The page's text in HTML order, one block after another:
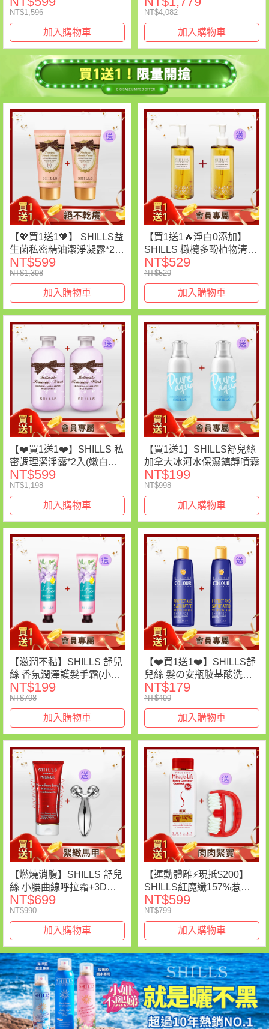
NT$1,596
加入購物車
機)(共7件)-【小明星大跟班
推薦】
NT$4,082
加入購物車
【💖買1送1💖】 SHILLS益
生菌私密精油潔淨凝露*2
(售價已折)
NT$599
NT$1,398
加入購物車
【買1送1🔥淨白0添加】
SHILLS 橄欖多酚植物清爽
卸妝油
NT$529
NT$529
加入購物車
【❤️買1送1❤️】SHILLS 私
密調理潔淨露*2入(嫩白潔
淨露/沁涼潔淨露/蔓越莓潔
淨露)
NT$599
NT$1,198
加入購物車
【買1送1】SHILLS舒兒絲
加拿大冰河水保濕鎮靜噴霧
NT$199
NT$998
加入購物車
【滋潤不黏】SHILLS 舒兒
絲 香氛潤澤護髮手霜(小蒼
蘭)2入(售價已折)
NT$199
NT$798
加入購物車
【❤️買1送1❤️】SHILLS舒
兒絲 髮の安瓶胺基酸洗髮
精*2(售價已折)
NT$179
NT$499
加入購物車
【燃燒消腹】SHILLS 舒兒
絲 小腰曲線呼拉霜+3D鑽
石緊緻滾輪按摩儀
NT$699
NT$990
加入購物車
【運動體雕⚡現抵$200】
SHILLS紅魔纖157%惹火
曲線熱碎精華*1+送紅魔纖
滾碎肉肉推*1(售價已折)
NT$599
NT$799
加入購物車